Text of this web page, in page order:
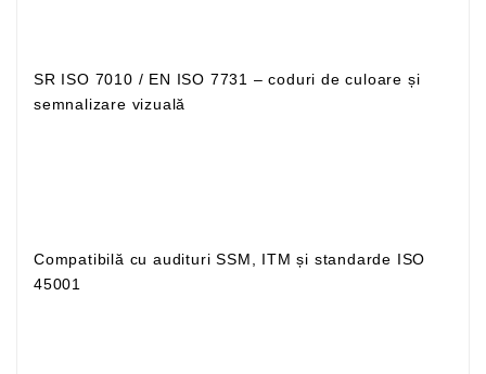
SR ISO 7010 / EN ISO 7731 – coduri de culoare și
semnalizare vizuală
Compatibilă cu audituri SSM, ITM și standarde ISO
45001